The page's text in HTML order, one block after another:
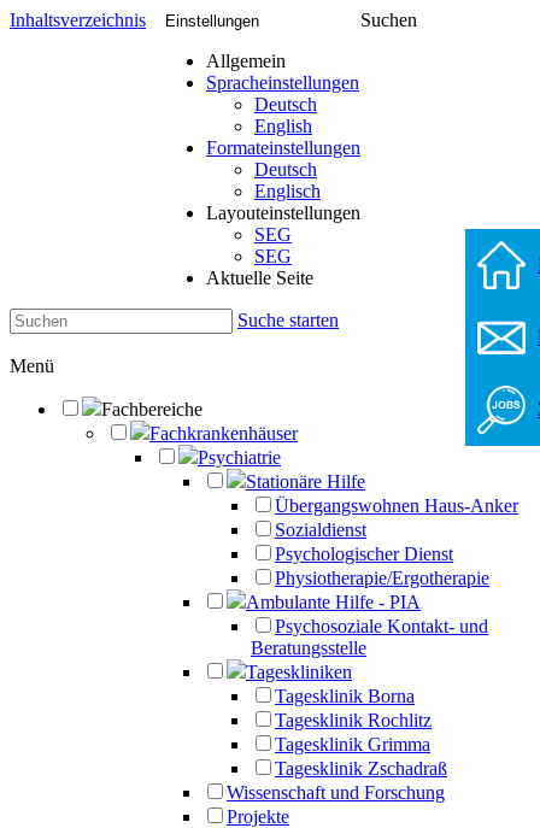
Inhaltsverzeichnis Einstellungen
Allgemein
Spracheinstellungen
Deutsch
English
Formateinstellungen
Deutsch
Englisch
Layouteinstellungen
SEG
SEG
Aktuelle Seite
Suchen
Suche starten
Menü
Fachbereiche
Fachkrankenhäuser
Psychiatrie
Stationäre Hilfe
Übergangswohnen Haus-Anker
Sozialdienst
Psychologischer Dienst
Physiotherapie/Ergotherapie
Ambulante Hilfe - PIA
Psychosoziale Kontakt- und
Beratungsstelle
Tageskliniken
Tagesklinik Borna
Tagesklinik Rochlitz
Tagesklinik Grimma
Tagesklinik Zschadraß
Wissenschaft und Forschung
Projekte